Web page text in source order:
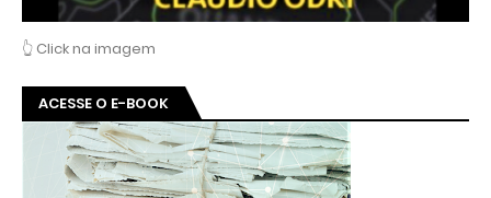
👆 Click na imagem
ACESSE O E-BOOK